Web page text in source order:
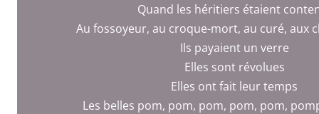
Quand les héritiers étaient
Au fossoyeur, au croque-mort, au curé, aux
Ils payaient un verre
Elles sont révolues
Elles ont fait leur temps
Les belles pom, pom, pom, pom, pom,